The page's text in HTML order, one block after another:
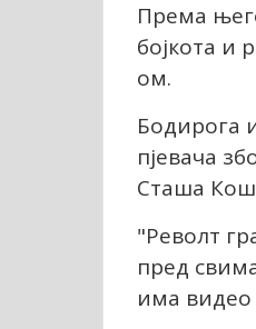
Према
бојкота и
ом.
Бодирога
пјевача
Сташа
"Револт
пред
има видео